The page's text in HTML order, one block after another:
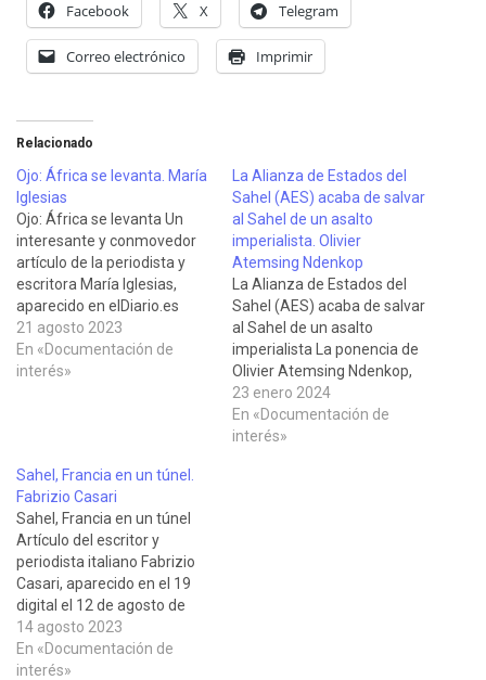
Facebook X Telegram
Correo electrónico Imprimir
Relacionado
Ojo: África se levanta. María
Iglesias
Ojo: África se levanta Un
interesante y conmovedor
artículo de la periodista y
escritora María Iglesias,
aparecido en elDiario.es
Andalucía el 18 de agosto
de 2023, que obliga al lector
a mirar de frente a la
21 agosto 2023
En «Documentación de
interés»
La Alianza de Estados del
Sahel (AES) acaba de salvar
al Sahel de un asalto
imperialista. Olivier
Atemsing Ndenkop
La Alianza de Estados del
Sahel (AES) acaba de salvar
al Sahel de un asalto
imperialista La ponencia de
Olivier Atemsing Ndenkop,
Licenciado en Filosofía y
Comunicación y director de
varios periódicos africanos,
23 enero 2024
En «Documentación de
interés»
Sahel, Francia en un túnel.
Fabrizio Casari
Sahel, Francia en un túnel
Artículo del escritor y
periodista italiano Fabrizio
Casari, aparecido en el 19
digital el 12 de agosto de
2023, en el que hace un
análisis de las dificultades
que encontrará Francia para
14 agosto 2023
En «Documentación de
interés»